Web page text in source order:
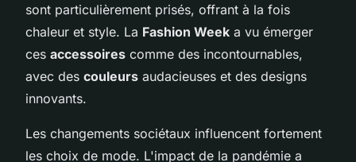
sont particulièrement prisés, offrant à la fois
chaleur et style. La Fashion Week a vu émerger
ces accessoires comme des incontournables,
avec des couleurs audacieuses et des designs
innovants.
Les changements sociétaux influencent fortement
les choix de mode. L'impact de la pandémie a